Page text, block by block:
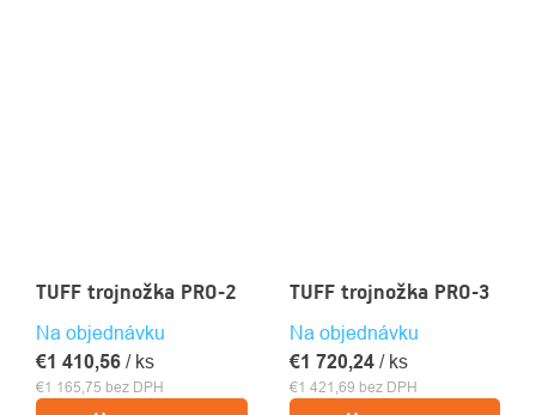
TUFF trojnožka PRO-2
Na objednávku
€1 165,75 bez DPH
€1 410,56 / ks
TUFF trojnožka PRO-3
Na objednávku
€1 421,69 bez DPH
€1 720,24 / ks